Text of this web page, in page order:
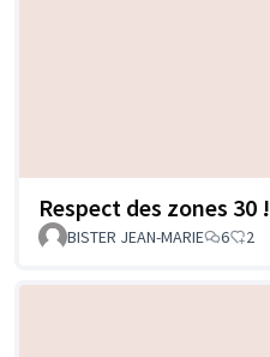
Respect des zones 30 !
BISTER JEAN-MARIE 6 2